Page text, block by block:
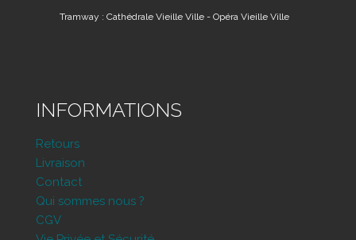
Tramway : Cathédrale Vieille Ville - Opéra Vieille Ville
INFORMATIONS
Retours
Livraison
Contact
Qui sommes nous ?
CGV